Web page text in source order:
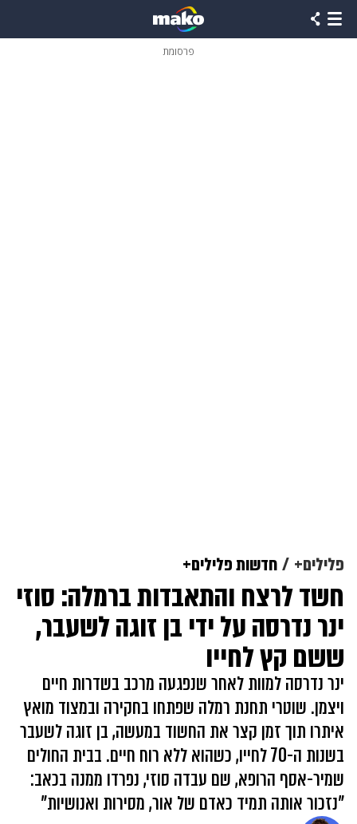
פרסומת
פלילים+ חדשות פלילים+
חשד לרצח והתאבדות ברמלה: סוזי
ינר נדרסה על ידי בן זוגה לשעבר,
ששם קץ לחייו
ינר נדרסה למוות לאחר שנפגעה מרכב בשדרות חיים
ויצמן. שוטרי תחנת רמלה שפתחו בחקירה ובמצוד מואץ
איתרו תוך זמן קצר את החשוד במעשה, בן זוגה לשעבר
בשנות ה-70 לחייו, כשהוא ללא רוח חיים. בבית החולים
שמיר-אסף הרופא, שם עבדה סוזי, נפרדו ממנה בכאב:
"נזכור אותה תמיד כאדם של אור, מסירות ואנושיות"